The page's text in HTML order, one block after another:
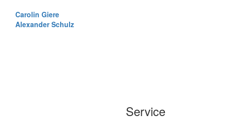
Carolin Giere
Alexander Schulz
Service